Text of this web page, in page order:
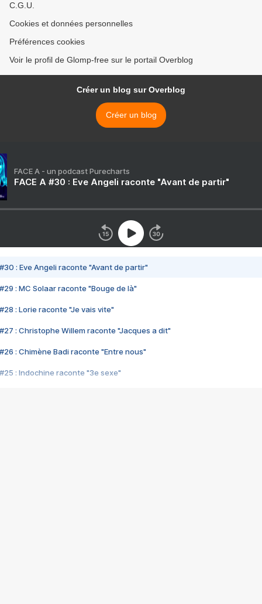
C.G.U.
Cookies et données personnelles
Préférences cookies
Voir le profil de Glomp-free sur le portail Overblog
Créer un blog sur Overblog
Créer un blog
FACE A - un podcast Purecharts
FACE A #30 : Eve Angeli raconte "Avant de partir"
#30 : Eve Angeli raconte "Avant de partir"
#29 : MC Solaar raconte "Bouge de là"
#28 : Lorie raconte "Je vais vite"
#27 : Christophe Willem raconte "Jacques a dit"
#26 : Chimène Badi raconte "Entre nous"
#25 : Indochine raconte "3e sexe"